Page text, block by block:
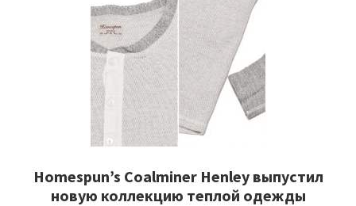
Homespun’s Coalminer Henley выпустил
новую коллекцию теплой одежды